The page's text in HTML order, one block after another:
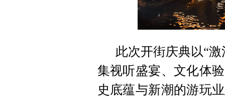
此次开街庆典以“
集视听盛宴、文化体
史底蕴与新潮的游玩